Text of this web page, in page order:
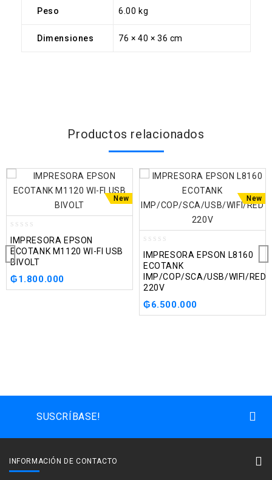
Peso 6.00 kg
Dimensiones 76 × 40 × 36 cm
Productos relacionados
New
out
of
5
IMPRESORA EPSON
ECOTANK M1120 WI-FI USB
BIVOLT
₲1.800.000
New
out
of
5
IMPRESORA EPSON L8160
ECOTANK
IMP/COP/SCA/USB/WIFI/RED
220V
₲6.500.000
SUSCRÍBASE!
INFORMACIÓN DE CONTACTO